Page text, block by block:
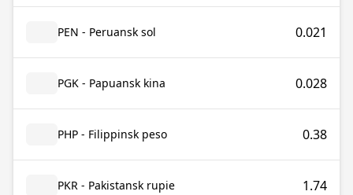
PEN - Peruansk sol 0.021
PGK - Papuansk kina 0.028
PHP - Filippinsk peso 0.38
PKR - Pakistansk rupie 1.74